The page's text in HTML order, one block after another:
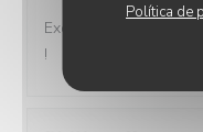
Política de
Excellente cuisine,
!